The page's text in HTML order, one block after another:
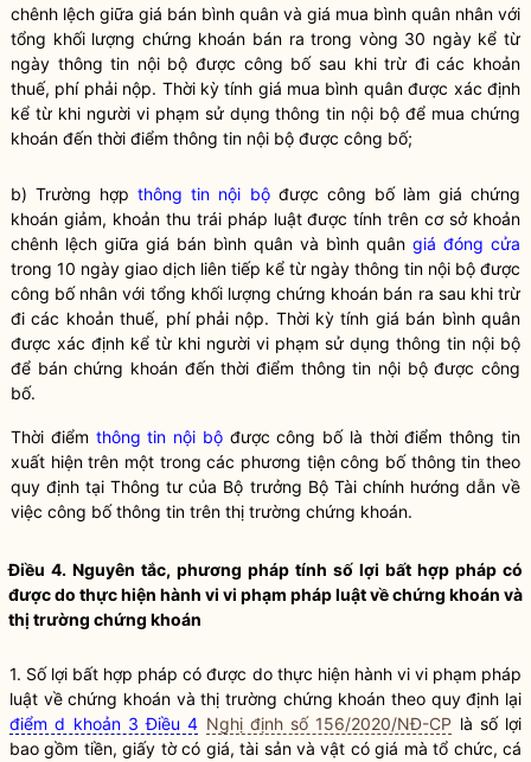
chênh lệch giữa giá bán bình quân và giá mua bình quân nhân với
tổng khối lượng chứng khoán bán ra trong vòng 30 ngày kể từ
ngày thông tin nội bộ được công bố sau khi trừ đi các khoản
thuế, phí phải nộp. Thời kỳ tính giá mua bình quân được xác định
kể từ khi người vi phạm sử dụngthông tin nội bộ để muachứng
khoán đến thời điểm thông tin nội bộ được công bố;
b) Trường hợpthông tin nội bộđược công bố làm giá chứng
khoán giảm, khoản thu trái pháp luậtđược tính trên cơ sở khoản
chênh lệch giữa giá bán bình quân và bình quân giá đóng cửa
trong 10 ngày giao dịch liên tiếp kể từ ngày thông tin nội bộ được
công bố nhân với tổng khối lượngchứng khoán bán ra sau khi trừ
đi các khoản thuế, phí phải nộp. Thời kỳ tính giá bán bình quân
được xác định kể từ khi người vi phạm sử dụng thông tin nội bộ
để bánchứng khoán đến thời điểm thông tin nội bộđược công
bố.
Thời điểm thông tin nội bộđược công bố là thời điểm thông tin
xuất hiện trên một trong các phương tiện công bố thông tin theo
quy định tại Thông tư của Bộ trưởng Bộ Tài chính hướng dẫn về
việc công bố thông tin trên thị trường chứng khoán.
Điều 4. Nguyên tắc, phương pháp tính số lợi bất hợp pháp có
được do thực hiện hành vi vi phạm pháp luậtvềchứng khoán và
thị trường chứng khoán
1. Số lợi bất hợp pháp có được do thực hiện hành vi vi phạm pháp
luật vềchứng khoán và thị trường chứng khoán theo quy định lại
điểm d khoản 3 Điều 4 Nghị định số 156/2020/NĐ-CP là số lợi
bao gồm tiền, giấy tờ có giá, tài sản và vật có giá màtổ chức, cá